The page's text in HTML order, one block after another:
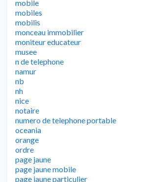
mobile
mobiles
mobilis
monceau immobilier
moniteur educateur
musee
n de telephone
namur
nb
nh
nice
notaire
numero de telephone portable
oceania
orange
ordre
page jaune
page jaune mobile
page jaune particulier